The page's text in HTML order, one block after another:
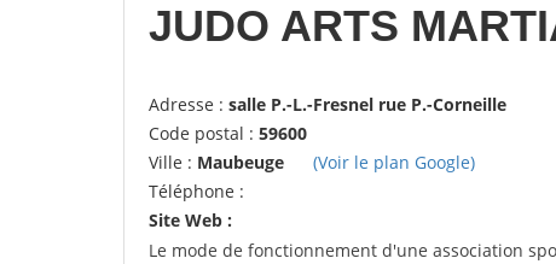
JUDO ARTS
Adresse : salle P.-L.-Fresnel rue P.-Corneille
Code postal : 59600
Ville : Maubeuge
(Voir le plan Google)
Téléphone :
Site Web :
Le mode de fonctionnement d'une association